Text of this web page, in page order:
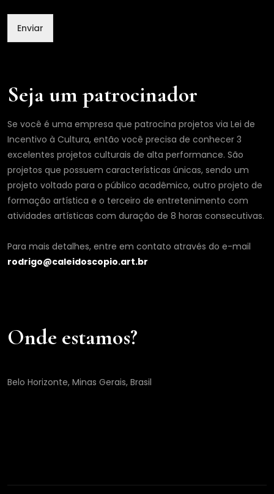
N
m
Enviar
Seja um patrocinador
Se você é uma empresa que patrocina projetos via Lei de
Incentivo à Cultura, então você precisa de conhecer 3
excelentes projetos culturais de alta performance. São
projetos que possuem características únicas, sendo um
projeto voltado para o público acadêmico, outro projeto de
formação artística e o terceiro de entretenimento com
atividades artísticas com duração de 8 horas consecutivas.
Para mais detalhes, entre em contato através do e-mail
rodrigo@caleidoscopio.art.br
Onde estamos?
Belo Horizonte, Minas Gerais, Brasil